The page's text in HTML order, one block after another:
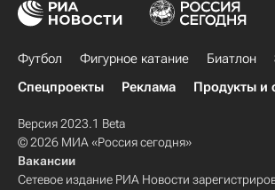
Футбол Фигурное катание Биатлон
Спецпроекты
Реклама Продукты и
Версия 2023.1 Beta
© 2026 МИА «Россия сегодня»
Вакансии
Сетевое издание РИА Новости